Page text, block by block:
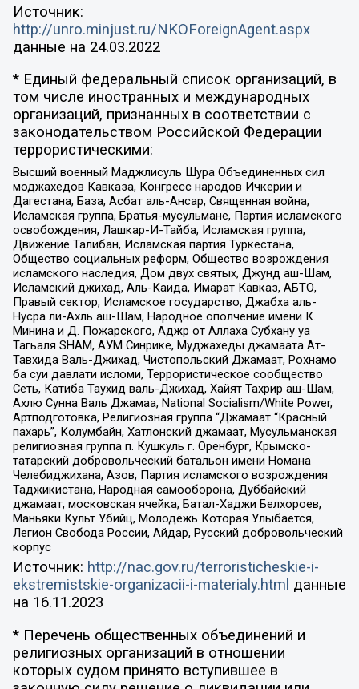
Источник:
http://unro.minjust.ru/NKOForeignAgent.aspx
данные на 24.03.2022
* Единый федеральный список организаций, в
том числе иностранных и международных
организаций, признанных в соответствии с
законодательством Российской Федерации
террористическими:
Высший военный Маджлисуль Шура Объединенных сил
моджахедов Кавказа, Конгресс народов Ичкерии и
Дагестана, База, Асбат аль-Ансар, Священная война,
Исламская группа, Братья-мусульмане, Партия исламского
освобождения, Лашкар-И-Тайба, Исламская группа,
Движение Талибан, Исламская партия Туркестана,
Общество социальных реформ, Общество возрождения
исламского наследия, Дом двух святых, Джунд аш-Шам,
Исламский джихад, Аль-Каида, Имарат Кавказ, АБТО,
Правый сектор, Исламское государство, Джабха аль-
Нусра ли-Ахль аш-Шам, Народное ополчение имени К.
Минина и Д. Пожарского, Аджр от Аллаха Субхану уа
Тагьаля SHAM, АУМ Синрике, Муджахеды джамаата Ат-
Тавхида Валь-Джихад, Чистопольский Джамаат, Рохнамо
ба суи давлати исломи, Террористическое сообщество
Сеть, Катиба Таухид валь-Джихад, Хайят Тахрир аш-Шам,
Ахлю Сунна Валь Джамаа, National Socialism/White Power,
Артподготовка, Религиозная группа “Джамаат “Красный
пахарь”, Колумбайн, Хатлонский джамаат, Мусульманская
религиозная группа п. Кушкуль г. Оренбург, Крымско-
татарский добровольческий батальон имени Номана
Челебиджихана, Азов, Партия исламского возрождения
Таджикистана, Народная самооборона, Дуббайский
джамаат, московская ячейка, Батал-Хаджи Белхороев,
Маньяки Культ Убийц, Молодёжь Которая Улыбается,
Легион Свобода России, Айдар, Русский добровольческий
корпус
Источник: http://nac.gov.ru/terroristicheskie-i-
ekstremistskie-organizacii-i-materialy.html данные
на 16.11.2023
* Перечень общественных объединений и
религиозных организаций в отношении
которых судом принято вступившее в